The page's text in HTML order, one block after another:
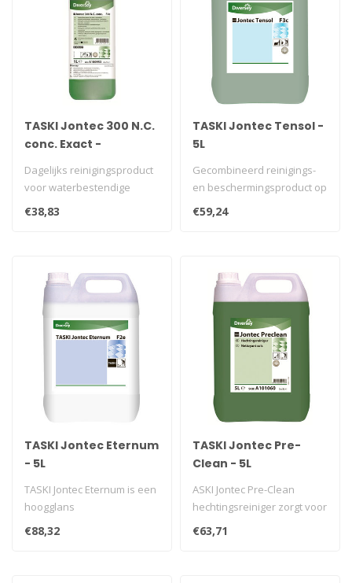
TASKI Jontec 300 N.C.
conc. Exact -
doseerflacon 1L
Dagelijks reinigingsproduct
voor waterbestendige
vloeren. Met extra parfum
€38,83
TASKI Jontec Tensol -
5L
Gecombineerd reinigings-
en beschermingsproduct op
basis van tensiden. Laat
€59,24
TASKI Jontec Eternum
- 5L
TASKI Jontec Eternum is een
hoogglans
polymeerdispersie.
€88,32
TASKI Jontec Pre-
Clean - 5L
ASKI Jontec Pre-Clean
hechtingsreiniger zorgt voor
een optimale hechting van
een..
€63,71